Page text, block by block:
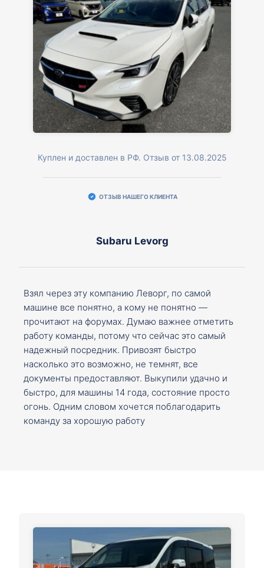
Куплен и доставлен в РФ. Отзыв от 13.08.2025
ОТЗЫВ НАШЕГО КЛИЕНТА
Subaru Levorg
Взял через эту компанию Леворг, по самой
машине все понятно, а кому не понятно —
прочитают на форумах. Думаю важнее отметить
работу команды, потому что сейчас это самый
надежный посредник. Привозят быстро
насколько это возможно, не темнят, все
документы предоставляют. Выкупили удачно и
быстро, для машины 14 года, состояние просто
огонь. Одним словом хочется поблагодарить
команду за хорошую работу